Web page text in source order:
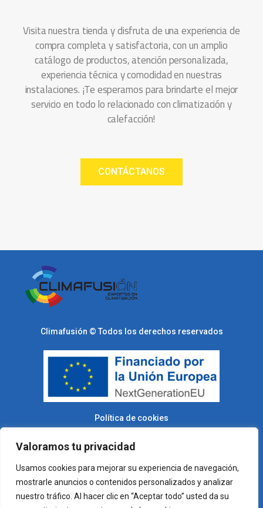
Valoramos tu privacidad
Usamos cookies para mejorar su experiencia de navegación,
mostrarle anuncios o contenidos personalizados y analizar
nuestro tráfico. Al hacer clic en “Aceptar todo” usted da su
Visita nuestra tienda y disfruta de una experiencia de
compra completa y satisfactoria, con un amplio
catálogo de productos, atención personalizada,
experiencia técnica y comodidad en nuestras
instalaciones. ¡Te esperamos para brindarte el mejor
servicio en todo lo relacionado con climatización y
calefacción!
CONTÁCTANOS
Climafusión © Todos los derechos reservados
Política de cookies
Desarrollado por PLC Marketing